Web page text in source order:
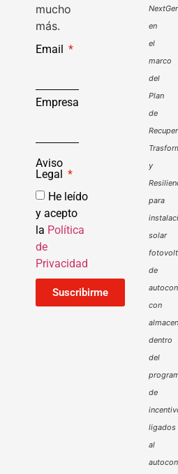
mucho
más.
Email
Empresa
Aviso
Legal
He leído
y acepto
la Política
de
Privacidad
Suscribirme
en
el
marco
del
Plan
de
y
para
solar
de
con
dentro
del
de
ligados
al